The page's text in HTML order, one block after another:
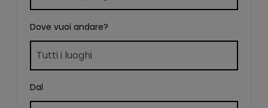
Dove vuoi andare?
Dal